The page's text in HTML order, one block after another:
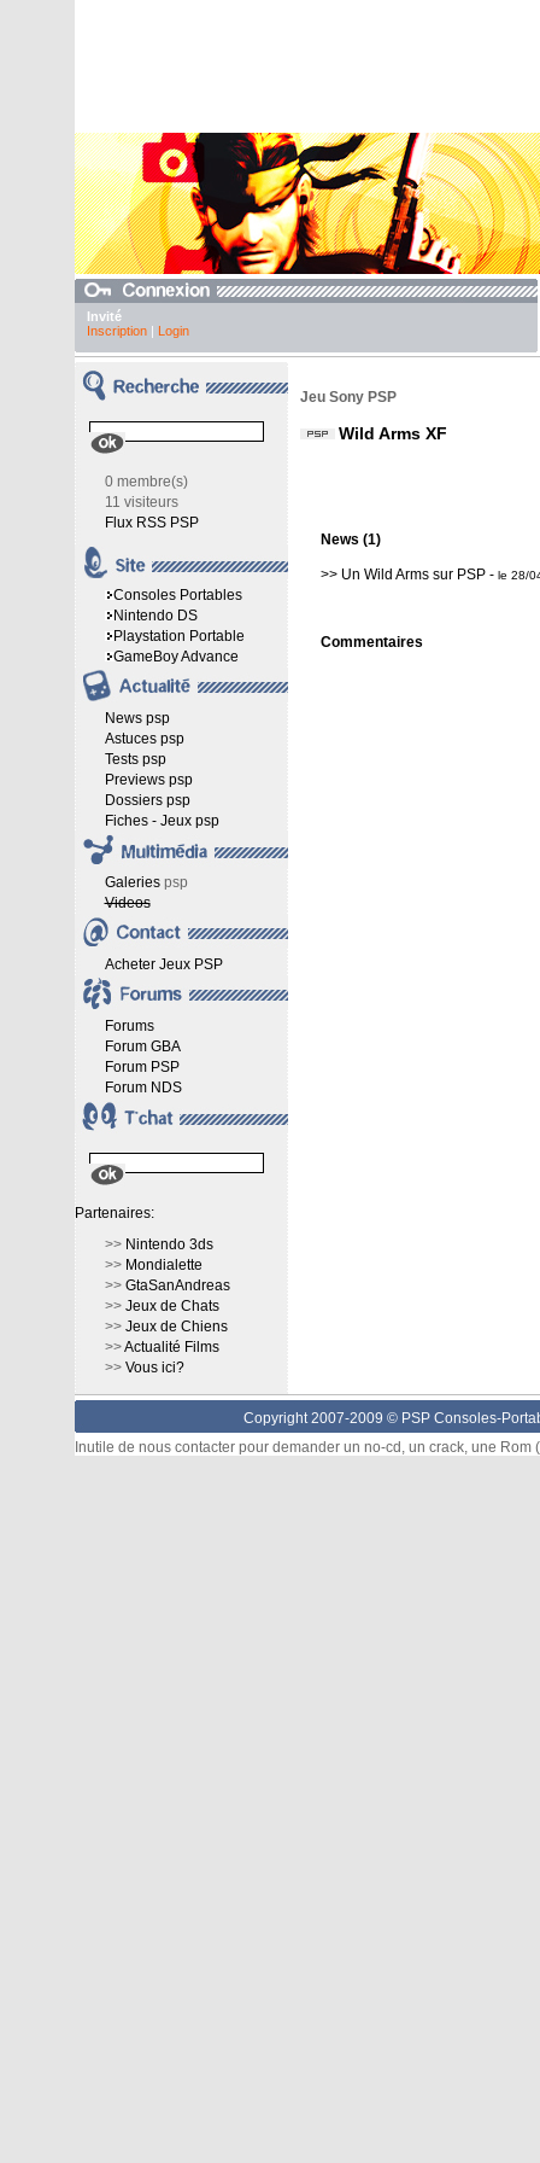
Invité
Inscription| Login
0 membre(s)
11 visiteurs
Flux RSS PSP
Consoles Portables
Nintendo DS
Playstation Portable
GameBoy Advance
News psp
Astuces psp
Tests psp
Previews psp
Dossiers psp
Fiches - Jeux psp
Galeriespsp
Videos
Acheter Jeux PSP
Forums
Forum GBA
Forum PSP
Forum NDS
Partenaires:
>> Nintendo 3ds
>> Mondialette
>> GtaSanAndreas
>> Jeux de Chats
>> Jeux de Chiens
>>Actualité Films
>> Vous ici?
Jeu Sony PSP
Wild Arms XF
News (1)
>> Un Wild Arms sur PSP - le 28/
Commentaires
Copyright 2007-2009 © PSP Consoles-
Inutile de nous contacter pour demander un no-cd, un crack, une